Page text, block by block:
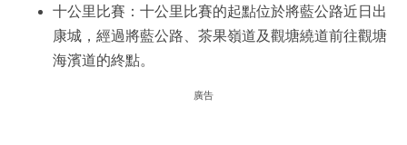
十公里比賽：十公里比賽的起點位於將藍公路近日出
康城，經過將藍公路、茶果嶺道及觀塘繞道前往觀塘
海濱道的終點。
廣告